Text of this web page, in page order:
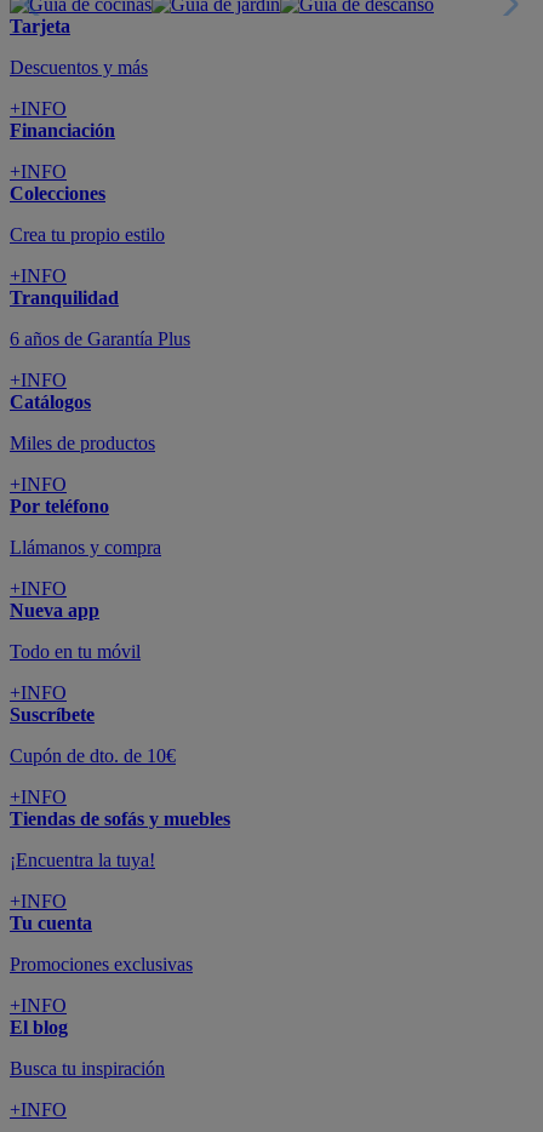
Tarjeta
Descuentos y más
+INFO
Financiación
+INFO
Colecciones
Crea tu propio estilo
+INFO
Tranquilidad
6 años de Garantía Plus
+INFO
Catálogos
Miles de productos
+INFO
Por teléfono
Llámanos y compra
+INFO
Nueva app
Todo en tu móvil
+INFO
Suscríbete
Cupón de dto. de 10€
+INFO
Tiendas de sofás y muebles
¡Encuentra la tuya!
+INFO
Tu cuenta
Promociones exclusivas
+INFO
El blog
Busca tu inspiración
+INFO